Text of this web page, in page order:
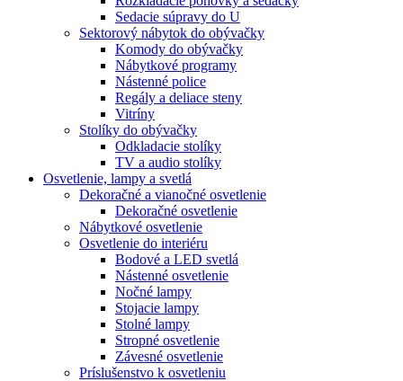
Sedacie súpravy do U
Sektorový nábytok do obývačky
Komody do obývačky
Nábytkové programy
Nástenné police
Regály a deliace steny
Vitríny
Stolíky do obývačky
Odkladacie stolíky
TV a audio stolíky
Osvetlenie, lampy a svetlá
Dekoračné a vianočné osvetlenie
Dekoračné osvetlenie
Nábytkové osvetlenie
Osvetlenie do interiéru
Bodové a LED svetlá
Nástenné osvetlenie
Nočné lampy
Stojacie lampy
Stolné lampy
Stropné osvetlenie
Závesné osvetlenie
Príslušenstvo k osvetleniu